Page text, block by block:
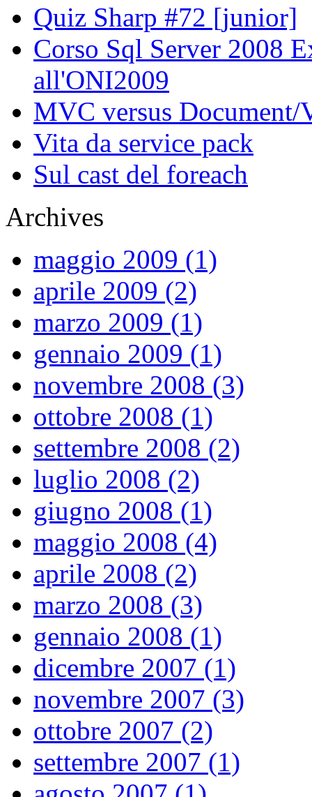
Quiz Sharp #72 [junior]
Corso Sql Server 2008
all'ONI2009
MVC versus
Vita da service pack
Sul cast del foreach
Archives
maggio 2009 (1)
aprile 2009 (2)
marzo 2009 (1)
gennaio 2009 (1)
novembre 2008 (3)
ottobre 2008 (1)
settembre 2008 (2)
luglio 2008 (2)
giugno 2008 (1)
maggio 2008 (4)
aprile 2008 (2)
marzo 2008 (3)
gennaio 2008 (1)
dicembre 2007 (1)
novembre 2007 (3)
ottobre 2007 (2)
settembre 2007 (1)